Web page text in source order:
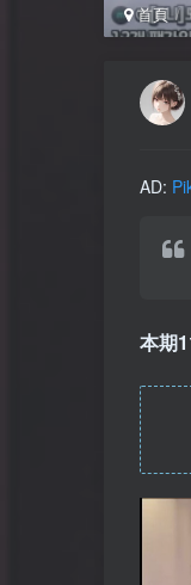
首頁
AD:
本期